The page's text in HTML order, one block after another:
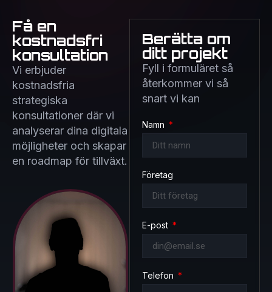
Få en
kostnadsfri
konsultation
Vi erbjuder
kostnadsfria
strategiska
konsultationer där vi
analyserar dina digitala
möjligheter och skapar
en roadmap för tillväxt.
Berätta om
ditt projekt
Fyll i formuläret så
återkommer vi så
snart vi kan
Namn
Företag
E-post
Telefon